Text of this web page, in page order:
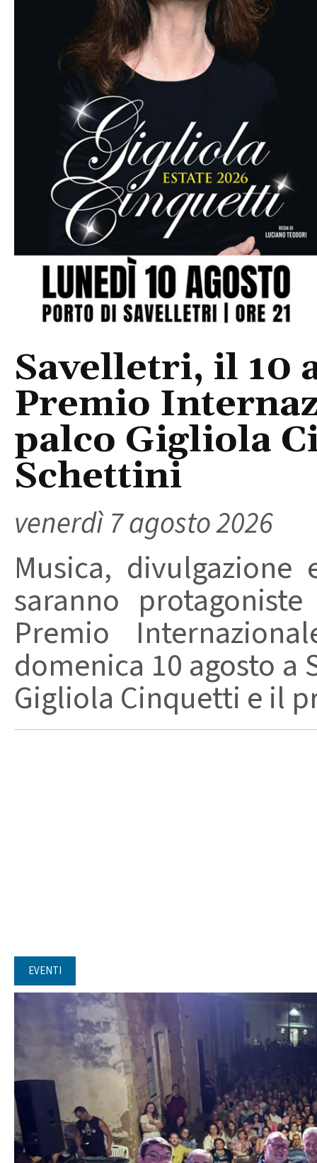
Savelletri, il 10
Premio
palco Gigliola
Schettini
venerdì 7 agosto 2026
Musica,
saranno
Premio
domenica 10 agosto
Gigliola Cinquetti e il
EVENTI